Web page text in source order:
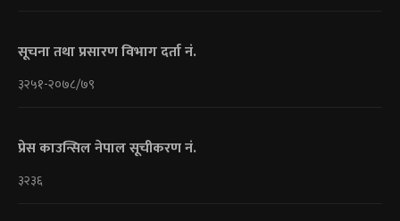
सूचना तथा प्रसारण विभाग दर्ता नं.
३२५१-२०७८/७९
प्रेस काउन्सिल नेपाल सूचीकरण नं.
३२३६